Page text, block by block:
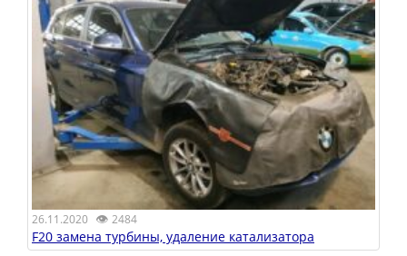
26.11.2020 👁 2484
F20 замена турбины, удаление катализатора